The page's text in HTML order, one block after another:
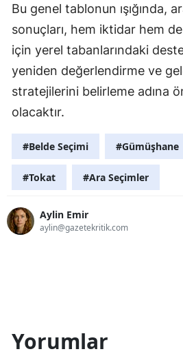
Bu genel tablonun ışığında,
sonuçları, hem iktidar hem
için yerel tabanlarındaki
yeniden değerlendirme ve
stratejilerini belirleme adına
olacaktır.
#Belde Seçimi #Gümüşhane
#Tokat #Ara Seçimler
Aylin Emir
aylin@gazetekritik.com
Yorumlar